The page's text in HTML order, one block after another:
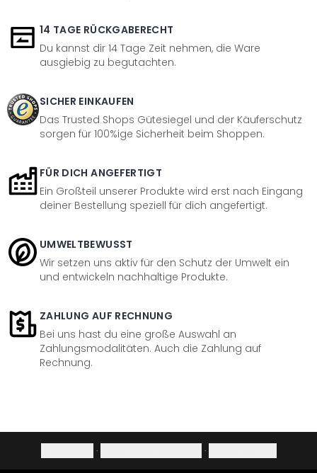
14 TAGE RÜCKGABERECHT
Du kannst dir 14 Tage Zeit nehmen, die Ware
ausgiebig zu begutachten.
SICHER EINKAUFEN
Das Trusted Shops Gütesiegel und der Käuferschutz
sorgen für 100%ige Sicherheit beim Shoppen.
FÜR DICH ANGEFERTIGT
Ein Großteil unserer Produkte wird erst nach Eingang
deiner Bestellung speziell für dich angefertigt.
UMWELTBEWUSST
Wir setzen uns aktiv für den Schutz der Umwelt ein
und entwickeln nachhaltige Produkte.
ZAHLUNG AUF RECHNUNG
Bei uns hast du eine große Auswahl an
Zahlungsmodalitäten. Auch die Zahlung auf
Rechnung.
· ·